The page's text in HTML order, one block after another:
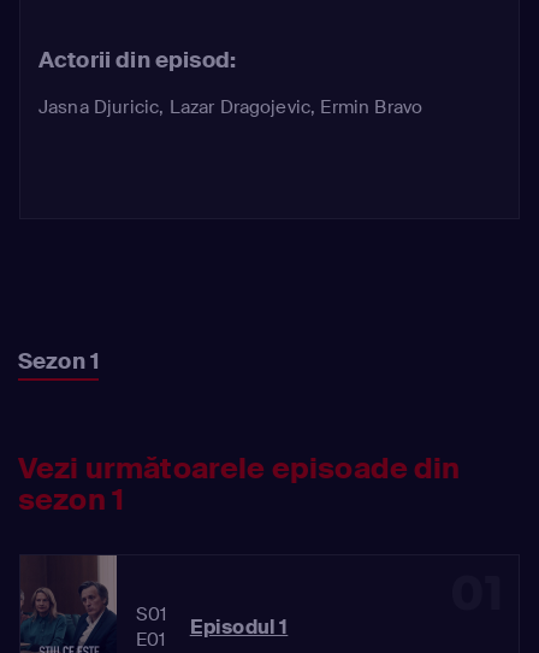
Actorii din episod:
Jasna Djuricic, Lazar Dragojevic, Ermin Bravo
Sezon 1
Vezi următoarele episoade din
sezon 1
S01
E01
Episodul 1